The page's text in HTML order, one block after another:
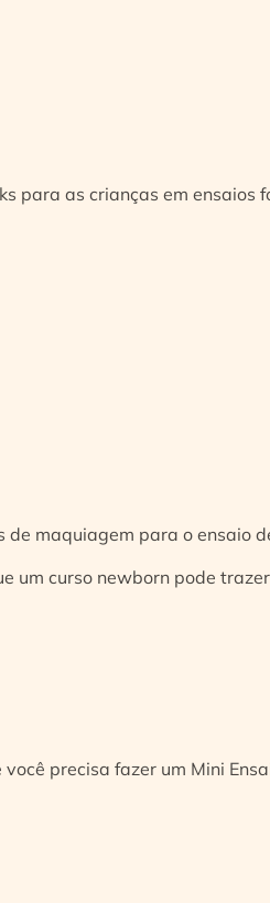
para as crianças em ensaios
de maquiagem para o ensaio
um curso newborn pode
precisa fazer um Mini